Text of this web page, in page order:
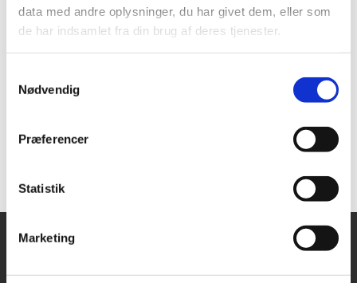
data med andre oplysninger, du har givet dem, eller som
de har indsamlet fra din brug af deres tjenester.
Nødvendig
Præferencer
Statistik
Marketing